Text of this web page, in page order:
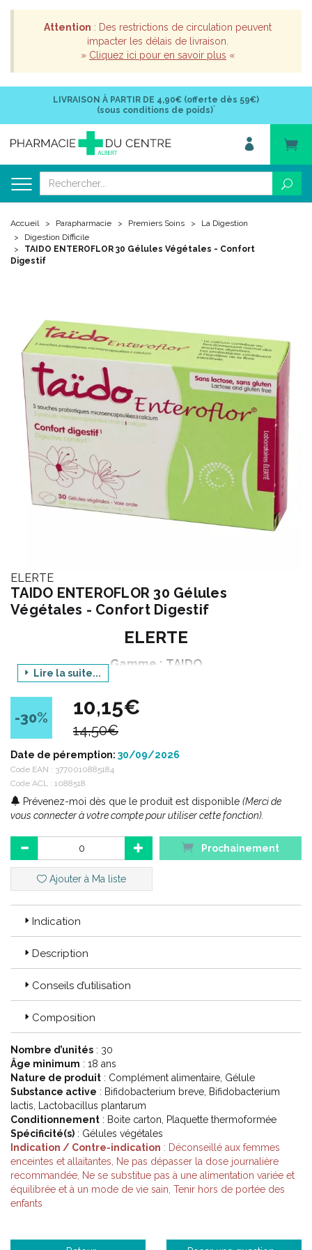
Attention : Des restrictions de circulation peuvent
impacter les délais de livraison.
» Cliquez ici pour en savoir plus «
LIVRAISON À PARTIR DE 4,90€ (offerte dès 59€)
(sous conditions de poids)*
Accueil Parapharmacie Premiers Soins
La Digestion
Digestion Difficile
TAIDO ENTEROFLOR 30 Gélules Végétales - Confort
Digestif
ELERTE
TAIDO ENTEROFLOR 30 Gélules
Végétales - Confort Digestif
ELERTE
Gamme : TAIDO
Produit : ENTEROFLOR
Conditionnement : 30 gélules végétales
Code ACL : 1088518
Code EAN : 3770010885184
Lire la suite...
-30% 10,15€
14,50€
Date de péremption: 30/09/2026
Code EAN : 3770010885184
Code ACL : 1088518
Prévenez-moi dès que le produit est disponible (Merci de
vous connecter à votre compte pour utiliser cette fonction).
Prochainement
Ajouter à Ma liste
Indication
Description
Conseils d’utilisation
Composition
Nombre d’unités : 30
Âge minimum : 18 ans
Nature de produit : Complément alimentaire, Gélule
Substance active : Bifidobacterium breve, Bifidobacterium
lactis, Lactobacillus plantarum
Conditionnement : Boite carton, Plaquette thermoformée
Spécificité(s) : Gélules végétales
Indication / Contre-indication : Déconseillé aux femmes
enceintes et allaitantes, Ne pas dépasser la dose journalière
recommandée, Ne se substitue pas à une alimentation variée et
équilibrée et à un mode de vie sain, Tenir hors de portée des
enfants